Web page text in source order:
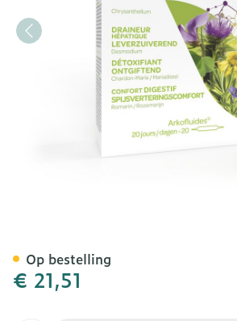
€ 21,51
Op bestelling